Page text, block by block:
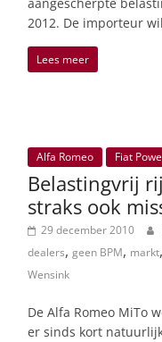
2012. De importeur wil
Lees meer
Alfa Romeo Fiat
Belastingvrij
straks ook
29 december 2010
dealers, geen BPM, markt,
Wensink
De Alfa Romeo MiTo
er sinds kort